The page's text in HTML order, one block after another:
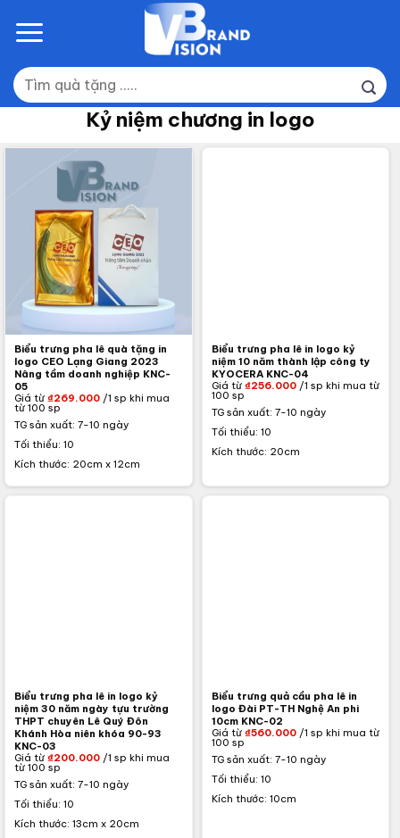
Tìm
kiếm:
Kỷ niệm chương in logo
Biểu trưng pha lê quà tặng in
logo CEO Lạng Giang 2023
Nâng tầm doanh nghiệp KNC-
05
Giá từ ₫269.000 /1 sp khi mua
từ 100 sp
TG sản xuất: 7-10 ngày
Tối thiểu: 10
Kích thước: 20cm x 12cm
Biểu trưng pha lê in logo kỷ
niệm 10 năm thành lập công ty
KYOCERA KNC-04
Giá từ ₫256.000/1 sp khi mua từ
100 sp
TG sản xuất: 7-10 ngày
Tối thiểu: 10
Kích thước: 20cm
Biểu trưng pha lê in logo kỷ
niệm 30 năm ngày tựu trường
THPT chuyên Lê Quý Đôn
Khánh Hòa niên khóa 90-93
KNC-03
Giá từ ₫200.000 /1 sp khi mua
từ 100 sp
TG sản xuất: 7-10 ngày
Tối thiểu: 10
Kích thước: 13cm x 20cm
Biểu trưng quả cầu pha lê in
logo Đài PT-TH Nghệ An phi
10cm KNC-02
Giá từ ₫560.000/1 sp khi mua từ
100 sp
TG sản xuất: 7-10 ngày
Tối thiểu: 10
Kích thước: 10cm